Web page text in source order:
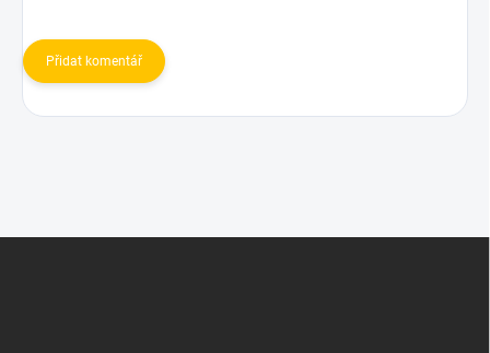
Přidat komentář